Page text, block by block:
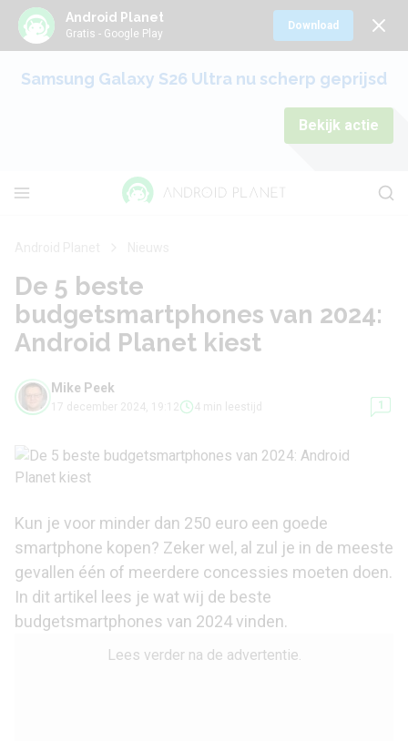
Android Planet
Gratis - Google Play
Download
Samsung Galaxy S26 Ultra nu scherp geprijsd
Bekijk actie
De 5 beste
budgetsmartphones van 2024:
Android Planet kiest
Mike Peek
17 december 2024, 19:12 4 min leestijd 1
Kun je voor minder dan 250 euro een goede
smartphone kopen? Zeker wel, al zul je in de meeste
gevallen één of meerdere concessies moeten doen.
In dit artikel lees je wat wij de beste
budgetsmartphones van 2024 vinden.
Lees verder na de advertentie.